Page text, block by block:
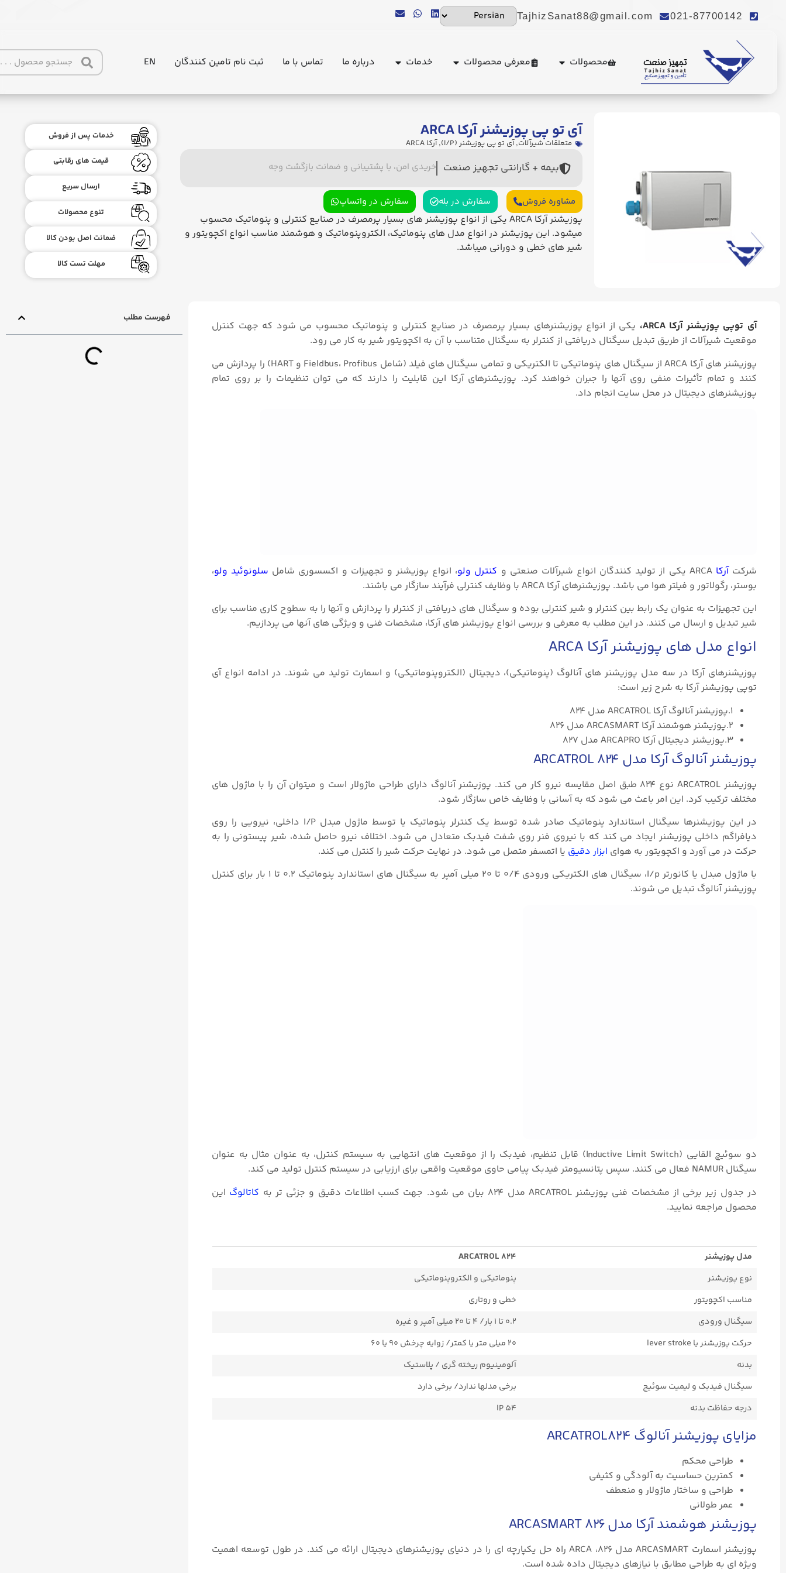
021-87700142
TajhizSanat88@gmail.com
محصولات معرفی محصولات خدمات درباره ما تماس با ما ثبت نام تامین کنندگان EN
آی تو پی پوزیشنر آرکا ARCA
متعلقات شیرآلات,آی تو پی پوزیشنر (I/P) ,آرکا ARCA
بیمه + گارانتی تجهیز صنعت خریدی امن، با پشتیبانی و ضمانت بازگشت وجه
مشاوره فروش سفارش در بله سفارش در واتساپ
پوزیشنر آرکا ARCA
یکی از انواع پوزیشنر های بسیار پرمصرف در صنایع کنترلی و پنوماتیک محسوب
میشود. این پوزیشنر در انواع مدل های پنوماتیک، الکتروپنوماتیک و هوشمند مناسب انواع اکچویتور و
شیر های خطی و دورانی میباشد.
خدمات پس از فروش
قیمت های رقابتی
ارسال سریع
تنوع محصولات
ضمانت اصل بودن کالا
مهلت تست کالا
آی توپی پوزیشنر آرکا ARCA،
یکی از انواع پوزیشنرهای بسیار پرمصرف در صنایع کنترلی و پنوماتیک محسوب می شود که جهت کنترل
موقعیت شیرآلات از طریق تبدیل سیگنال دریافتی از کنترلر به سیگنال متناسب با آن به اکچویتور شیر به کار می رود.
پوزیشنر های آرکا ARCA از سیگنال‌ های پنوماتیکی تا الکتریکی و تمامی سیگنال‌ های فیلد (شامل Fieldbus، Profibus و HART) را پردازش می‌
کنند و تمام تأثیرات منفی روی آنها را جبران خواهند کرد. پوزیشنرهای آرکا این قابلیت را دارند که می توان تنظیمات را بر روی تمام
پوزیشنرهای دیجیتال در محل سایت انجام داد.
شرکت آرکا ARCA یکی از تولید کنندگان انواع شیرآلات صنعتی و کنترل ولو، انواع پوزیشنر و تجهیزات و اکسسوری شامل سلونوئید ولو،
بوستر، رگولاتور و فیلتر هوا می باشد. پوزیشنرهای آرکا ARCA با وظایف کنترلی فرآیند سازگار می باشند.
این تجهیزات به عنوان یک رابط بین کنترلر و شیر کنترلی بوده و سیگنال های دریافتی از کنترلر را پردازش و آنها را به سطوح کاری مناسب برای
شیر تبدیل و ارسال می کنند. در این مطلب به معرفی و بررسی انواع پوزیشنر های آرکا، مشخصات فنی و ویژگی های آنها می پردازیم.
انواع مدل های پوزیشنر آرکا ARCA
پوزیشنرهای آرکا در سه مدل پوزیشنر های آنالوگ (پنوماتیکی)، دیجیتال (الکتروپنوماتیکی) و اسمارت تولید می شوند. در ادامه انواع آی
توپی پوزیشنر آرکا به شرح زیر است:
۱.پوزیشنر آنالوگ آرکا ARCATROL مدل ۸۲۴
۲.پوزیشنر هوشمند آرکا AR­CAS­MART مدل ۸۲۶
۳.پوزیشنر دیجیتال آرکا ARCAPRO مدل ۸۲۷
پوزیشنر آنالوگ آرکا مدل ARCATROL ۸۲۴
پوزیشنر ARCATROL نوع ۸۲۴ طبق اصل مقایسه نیرو کار می کند. پوزیشنر آنالوگ دارای طراحی ماژولار است و میتوان آن را با ماژول های
مختلف ترکیب کرد. این امر باعث می شود که به آسانی با وظایف خاص سازگار شود.
در این پوزیشنرها سیگنال استاندارد پنوماتیک صادر شده توسط یک کنترلر پنوماتیک یا توسط ماژول مبدل I/P داخلی، نیرویی را روی
دیافراگم داخلی پوزیشنر ایجاد می کند که با نیروی فنر روی شفت فیدبک متعادل می شود. اختلاف نیرو حاصل شده، شیر پیستونی را به
حرکت در می‌ آورد و اکچویتور به هوای ابزار دقیق یا اتمسفر متصل می شود. در نهایت حرکت شیر ​​را کنترل می کند.
با ماژول مبدل یا کانورتر I/p، سیگنال های الکتریکی ورودی ۰/۴ تا ۲۰ میلی آمپر به سیگنال های استاندارد پنوماتیک ۰.۲ تا ۱ بار برای کنترل
پوزیشنر آنالوگ تبدیل می شوند.
دو سوئیچ القایی (Inductive Limit Switch) قابل تنظیم، فیدبک را از موقعیت های انتهایی به سیستم کنترل، به عنوان مثال به عنوان
سیگنال NAMUR فعال می کنند. سپس پتانسیومتر فیدبک پیامی حاوی موقعیت واقعی برای ارزیابی در سیستم کنترل تولید می کند.
در جدول زیر برخی از مشخصات فنی پوزیشنر ARCATROL مدل ۸۲۴ بیان می شود. جهت کسب اطلاعات دقیق و جزئی تر به
کاتالوگ این
محصول مراجعه نمایید.
مدل پوزیشنر
ARCATROL 824
نوع پوزیشنر
پنوماتیکی و الکتروپنوماتیکی
مناسب اکچویتور
خطی و روتاری
سیگنال ورودی
۰.۲ تا ۱ بار/ ۴ تا ۲۰ میلی آمپر و غیره
حرکت پوزیشنر یا lever stroke
۲۰ میلی متر یا کمتر/ زوایه چرخش ۹۰ یا ۶۰
بدنه
آلومینیوم ریخته گری / پلاستیک
سیگنال فیدبک و لیمیت سوئیچ
برخی مدلها ندارد/ برخی دارد
درجه حفاظت بدنه
IP 54
مزایای پوزیشنر آنالوگ ARCATROL824
طراحی محکم
کمترین حساسیت به آلودگی و کثیفی
طراحی و ساختار ماژولار و منعطف
عمر طولانی
پوزیشنر هوشمند آرکا مدل ARCASMART ۸۲۶
پوزیشنر اسمارت ARCASMART مدل ۸۲۶، ARCA راه حل یکپارچه ای را در دنیای پوزیشنرهای دیجیتال ارائه می کند. در طول توسعه اهمیت
ویژه ای به طراحی مطابق با نیازهای دیجیتال داده شده است.
فهرست مطلب